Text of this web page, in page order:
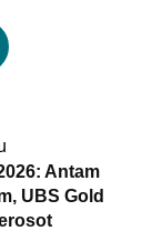
Antam
UBS Gold